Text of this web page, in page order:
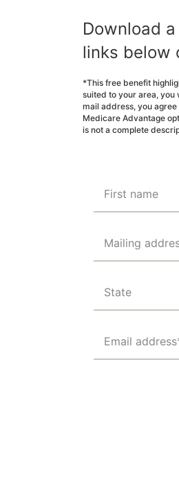
Download
links below
*This free benefit
suited to your area, you
mail address, you
Medicare Advantage
is not a complete
First name
Mailing
State
Email